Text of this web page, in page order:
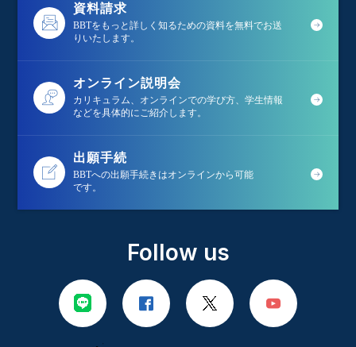
資料請求
BBTをもっと詳しく知るための資料を無料でお送
りいたします。
オンライン説明会
カリキュラム、オンラインでの学び方、学生情報
などを具体的にご紹介します。
出願手続
BBTへの出願手続きはオンラインから可能
です。
Follow us